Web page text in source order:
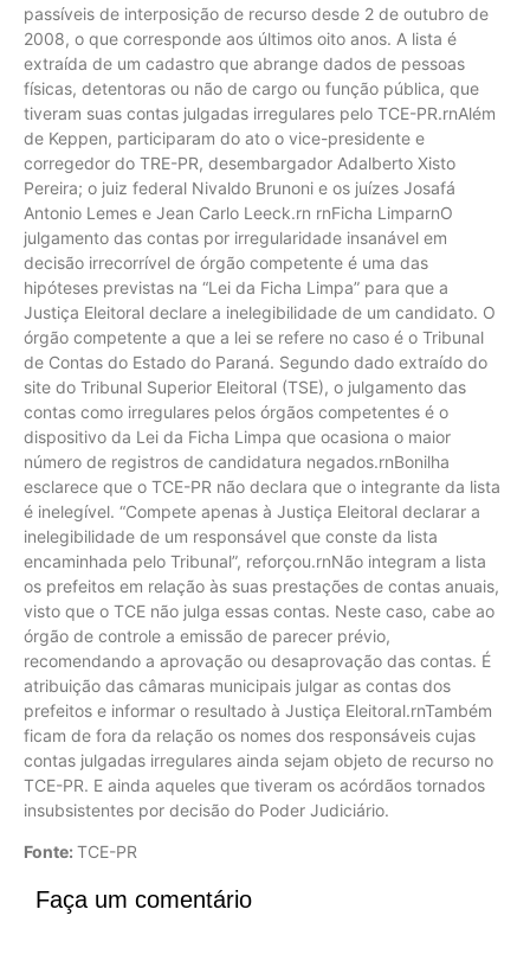
passíveis de interposição de recurso desde 2 de outubro de
2008, o que corresponde aos últimos oito anos. A lista é
extraída de um cadastro que abrange dados de pessoas
físicas, detentoras ou não de cargo ou função pública, que
tiveram suas contas julgadas irregulares pelo TCE-PR.rnAlém
de Keppen, participaram do ato o vice-presidente e
corregedor do TRE-PR, desembargador Adalberto Xisto
Pereira; o juiz federal Nivaldo Brunoni e os juízes Josafá
Antonio Lemes e Jean Carlo Leeck.rn rnFicha LimparnO
julgamento das contas por irregularidade insanável em
decisão irrecorrível de órgão competente é uma das
hipóteses previstas na “Lei da Ficha Limpa” para que a
Justiça Eleitoral declare a inelegibilidade de um candidato. O
órgão competente a que a lei se refere no caso é o Tribunal
de Contas do Estado do Paraná. Segundo dado extraído do
site do Tribunal Superior Eleitoral (TSE), o julgamento das
contas como irregulares pelos órgãos competentes é o
dispositivo da Lei da Ficha Limpa que ocasiona o maior
número de registros de candidatura negados.rnBonilha
esclarece que o TCE-PR não declara que o integrante da lista
é inelegível. “Compete apenas à Justiça Eleitoral declarar a
inelegibilidade de um responsável que conste da lista
encaminhada pelo Tribunal”, reforçou.rnNão integram a lista
os prefeitos em relação às suas prestações de contas anuais,
visto que o TCE não julga essas contas. Neste caso, cabe ao
órgão de controle a emissão de parecer prévio,
recomendando a aprovação ou desaprovação das contas. É
atribuição das câmaras municipais julgar as contas dos
prefeitos e informar o resultado à Justiça Eleitoral.rnTambém
ficam de fora da relação os nomes dos responsáveis cujas
contas julgadas irregulares ainda sejam objeto de recurso no
TCE-PR. E ainda aqueles que tiveram os acórdãos tornados
insubsistentes por decisão do Poder Judiciário.
Fonte: TCE-PR
Faça um comentário